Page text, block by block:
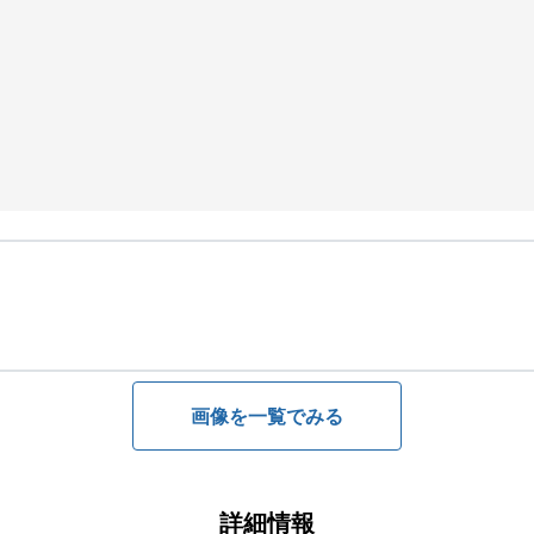
画像を一覧でみる
詳細情報